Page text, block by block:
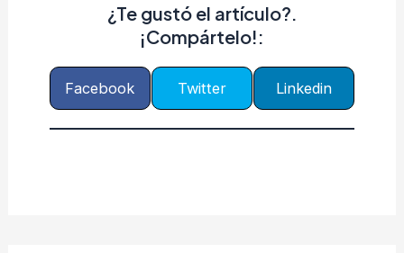
¿Te gustó el artículo?.
¡Compártelo!:
Facebook Twitter Linkedin